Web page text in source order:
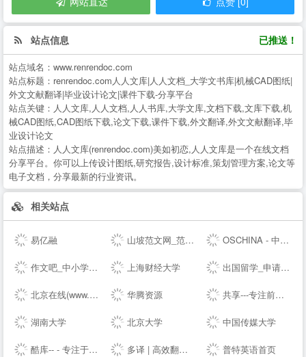
站点信息 已推送！
站点域名： www.renrendoc.com
站点标题： renrendoc.com人人文库|人人文档_大学文书库|机械CAD图纸|
外文文献翻译|毕业设计论文|课件下载-分享平台
站点关键： 人人文库,人人文档,人人书库,大学文库,文档下载,文库下载,机
械CAD图纸,CAD图纸下载,论文下载,课件下载,外文翻译,外文文献翻译,毕
业设计论文
站点描述： 人人文库(renrendoc.com)美如初恋,人人文库是一个在线文档
分享平台。你可以上传设计图纸,研究报告,设计标准,策划管理方案,论文等
电子文档，分享最新的行业资讯。
相关站点
易亿融 山坡范文网_范文_免费范文_工作总结 OSCHINA - 中文开源技术交流社区
作文吧_中小学生作文网_优秀作文大全 上海财经大学 出国留学_申请留学指导_专业的留学咨询中介-启德教育
北京在线(www.bjol.com.cn) - 东方在线-北京城市网-北京之窗-北京城市--,www.bjol.com.cn 华腾资源 共享---专注前端行业精选-分享最具有价值的内容-鹏仔先生的--
湖南大学 北京大学 中国传媒大学
酷库-- - 专注于资源分享的blog 多译 | 高效翻译必备工具 - 免费文档在线翻译 百度 谷歌 有道 翻译 普特英语首页